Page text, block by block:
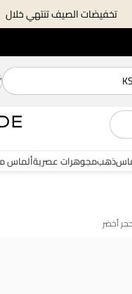
تخفيضات الصيف تنتهي خلال
ذهبمجوهرات عصريةألماس